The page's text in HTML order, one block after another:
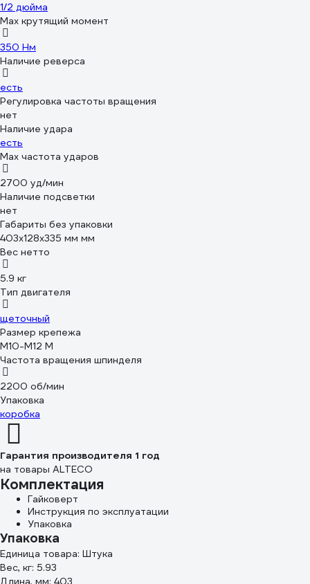
1/2 дюйма
Max крутящий момент
350 Нм
Наличие реверса
есть
Регулировка частоты вращения
нет
Наличие удара
есть
Мах частота ударов
2700 уд/мин
Наличие подсветки
нет
Габариты без упаковки
403x128x335 мм мм
Вес нетто
5.9 кг
Тип двигателя
щеточный
Размер крепежа
М10-М12 М
Частота вращения шпинделя
2200 об/мин
Упаковка
коробка
Гарантия производителя 1 год
на товары ALTECO
Комплектация
Гайковерт
Инструкция по эксплуатации
Упаковка
Упаковка
Единица товара: Штука
Вес, кг: 5.93
Длина, мм: 403